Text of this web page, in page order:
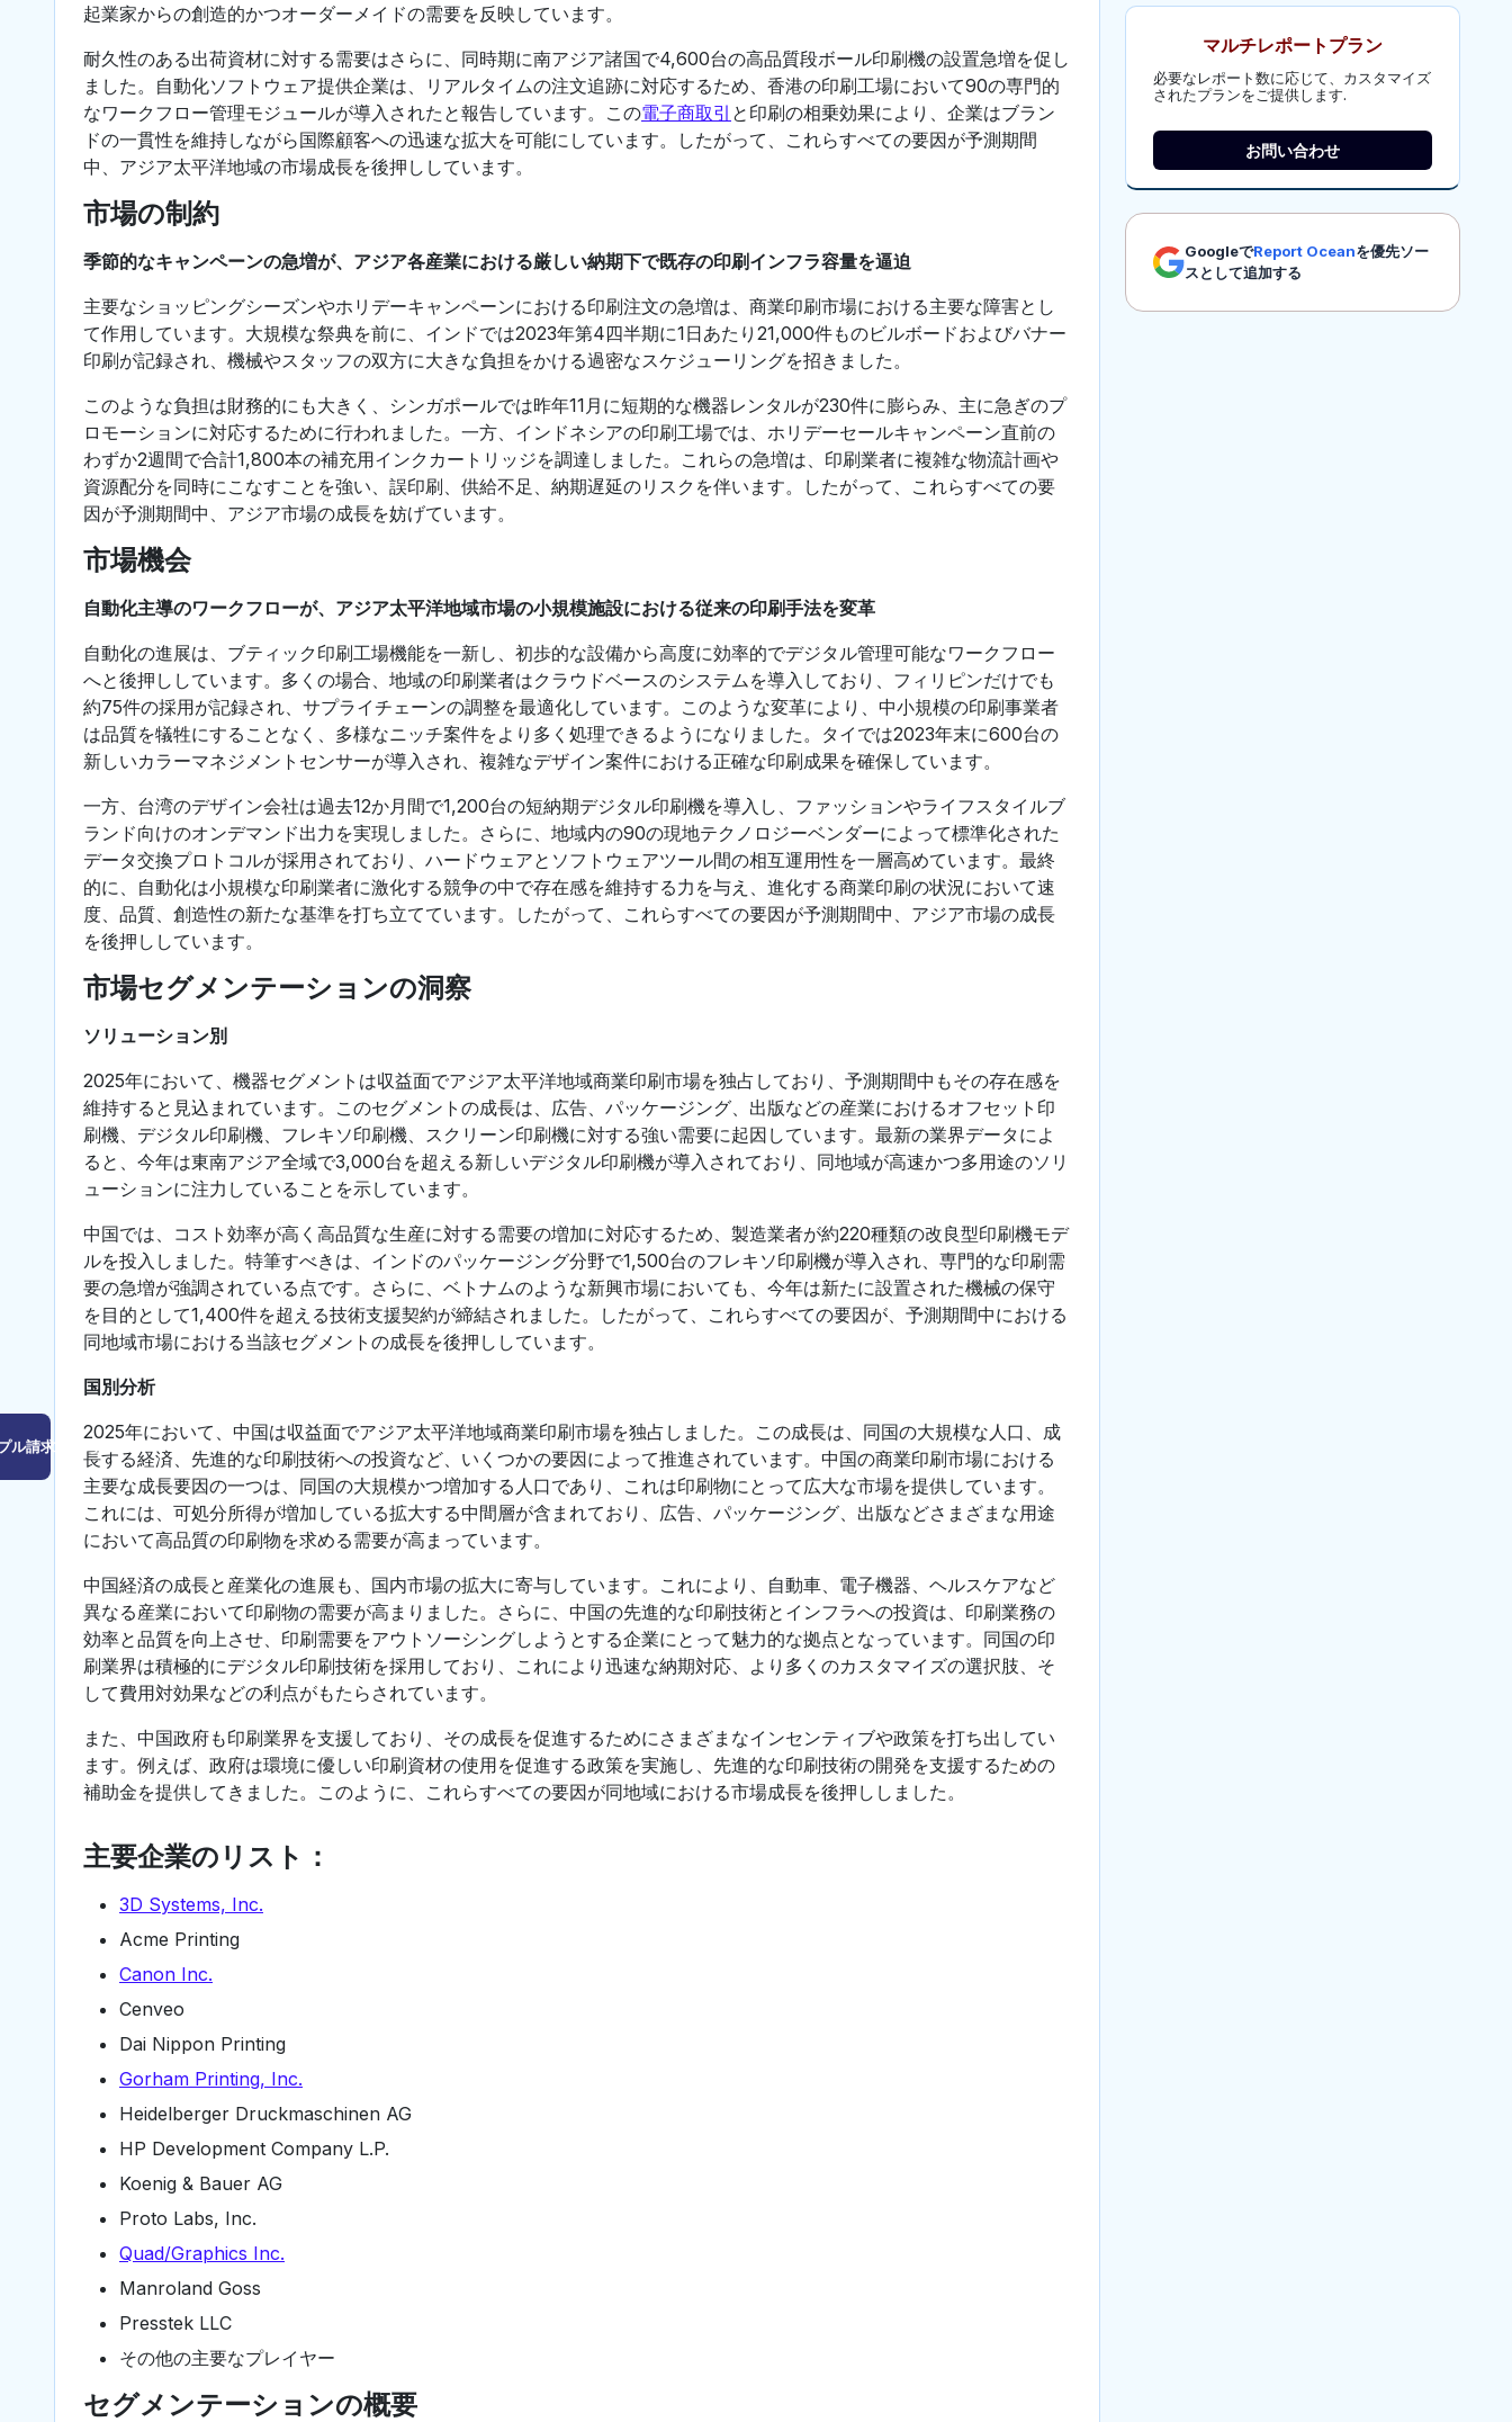
ル請求はこちら
起業家からの創造的かつオーダーメイドの需要を反映しています。
耐久性のある出荷資材に対する需要はさらに、同時期に南アジア諸国で4,600台の高品質段ボール印刷機の設置急増を促し
ました。自動化ソフトウェア提供企業は、リアルタイムの注文追跡に対応するため、香港の印刷工場において90の専門的
なワークフロー管理モジュールが導入されたと報告しています。この電子商取引 と印刷の相乗効果により、企業はブラン
ドの一貫性を維持しながら国際顧客への迅速な拡大を可能にしています。したがって、これらすべての要因が予測期間
中、アジア太平洋地域の市場成長を後押ししています。
市場の制約
季節的なキャンペーンの急増が、アジア各産業における厳しい納期下で既存の印刷インフラ容量を逼迫
主要なショッピングシーズンやホリデーキャンペーンにおける印刷注文の急増は、商業印刷市場における主要な障害とし
て作用しています。大規模な祭典を前に、インドでは2023年第4四半期に1日あたり21,000件ものビルボードおよびバナー
印刷が記録され、機械やスタッフの双方に大きな負担をかける過密なスケジューリングを招きました。
このような負担は財務的にも大きく、シンガポールでは昨年11月に短期的な機器レンタルが230件に膨らみ、主に急ぎのプ
ロモーションに対応するために行われました。一方、インドネシアの印刷工場では、ホリデーセールキャンペーン直前の
わずか2週間で合計1,800本の補充用インクカートリッジを調達しました。これらの急増は、印刷業者に複雑な物流計画や
資源配分を同時にこなすことを強い、誤印刷、供給不足、納期遅延のリスクを伴います。したがって、これらすべての要
因が予測期間中、アジア市場の成長を妨げています。
市場機会
自動化主導のワークフローが、アジア太平洋地域市場の小規模施設における従来の印刷手法を変革
自動化の進展は、ブティック印刷工場機能を一新し、初歩的な設備から高度に効率的でデジタル管理可能なワークフロー
へと後押ししています。多くの場合、地域の印刷業者はクラウドベースのシステムを導入しており、フィリピンだけでも
約75件の採用が記録され、サプライチェーンの調整を最適化しています。このような変革により、中小規模の印刷事業者
は品質を犠牲にすることなく、多様なニッチ案件をより多く処理できるようになりました。タイでは2023年末に600台の
新しいカラーマネジメントセンサーが導入され、複雑なデザイン案件における正確な印刷成果を確保しています。
一方、台湾のデザイン会社は過去12か月間で1,200台の短納期デジタル印刷機を導入し、ファッションやライフスタイルブ
ランド向けのオンデマンド出力を実現しました。さらに、地域内の90の現地テクノロジーベンダーによって標準化された
データ交換プロトコルが採用されており、ハードウェアとソフトウェアツール間の相互運用性を一層高めています。最終
的に、自動化は小規模な印刷業者に激化する競争の中で存在感を維持する力を与え、進化する商業印刷の状況において速
度、品質、創造性の新たな基準を打ち立てています。したがって、これらすべての要因が予測期間中、アジア市場の成長
を後押ししています。
市場セグメンテーションの洞察
ソリューション別
2025年において、機器セグメントは収益面でアジア太平洋地域商業印刷市場を独占しており、予測期間中もその存在感を
維持すると見込まれています。このセグメントの成長は、広告、パッケージング、出版などの産業におけるオフセット印
刷機、デジタル印刷機、フレキソ印刷機、スクリーン印刷機に対する強い需要に起因しています。最新の業界データによ
ると、今年は東南アジア全域で3,000台を超える新しいデジタル印刷機が導入されており、同地域が高速かつ多用途のソリ
ューションに注力していることを示しています。
中国では、コスト効率が高く高品質な生産に対する需要の増加に対応するため、製造業者が約220種類の改良型印刷機モデ
ルを投入しました。特筆すべきは、インドのパッケージング分野で1,500台のフレキソ印刷機が導入され、専門的な印刷需
要の急増が強調されている点です。さらに、ベトナムのような新興市場においても、今年は新たに設置された機械の保守
を目的として1,400件を超える技術支援契約が締結されました。したがって、これらすべての要因が、予測期間中における
同地域市場における当該セグメントの成長を後押ししています。
国別分析
2025年において、中国は収益面でアジア太平洋地域商業印刷市場を独占しました。この成長は、同国の大規模な人口、成
長する経済、先進的な印刷技術への投資など、いくつかの要因によって推進されています。中国の商業印刷市場における
主要な成長要因の一つは、同国の大規模かつ増加する人口であり、これは印刷物にとって広大な市場を提供しています。
これには、可処分所得が増加している拡大する中間層が含まれており、広告、パッケージング、出版などさまざまな用途
において高品質の印刷物を求める需要が高まっています。
中国経済の成長と産業化の進展も、国内市場の拡大に寄与しています。これにより、自動車、電子機器、ヘルスケアなど
異なる産業において印刷物の需要が高まりました。さらに、中国の先進的な印刷技術とインフラへの投資は、印刷業務の
効率と品質を向上させ、印刷需要をアウトソーシングしようとする企業にとって魅力的な拠点となっています。同国の印
刷業界は積極的にデジタル印刷技術を採用しており、これにより迅速な納期対応、より多くのカスタマイズの選択肢、そ
して費用対効果などの利点がもたらされています。
また、中国政府も印刷業界を支援しており、その成長を促進するためにさまざまなインセンティブや政策を打ち出してい
ます。例えば、政府は環境に優しい印刷資材の使用を促進する政策を実施し、先進的な印刷技術の開発を支援するための
補助金を提供してきました。このように、これらすべての要因が同地域における市場成長を後押ししました。
主要企業のリスト：
3D Systems, Inc.
Acme Printing
Canon Inc.
Cenveo
Dai Nippon Printing
Gorham Printing, Inc.
Heidelberger Druckmaschinen AG
HP Development Company L.P.
Koenig & Bauer AG
Proto Labs, Inc.
Quad/Graphics Inc.
Manroland Goss
Presstek LLC
その他の主要なプレイヤー
セグメンテーションの概要
マルチレポートプラン
必要なレポート数に応じて、カスタマイズ
されたプランをご提供します.
お問い合わせ
GoogleでReport Oceanを優先ソー
スとして追加する